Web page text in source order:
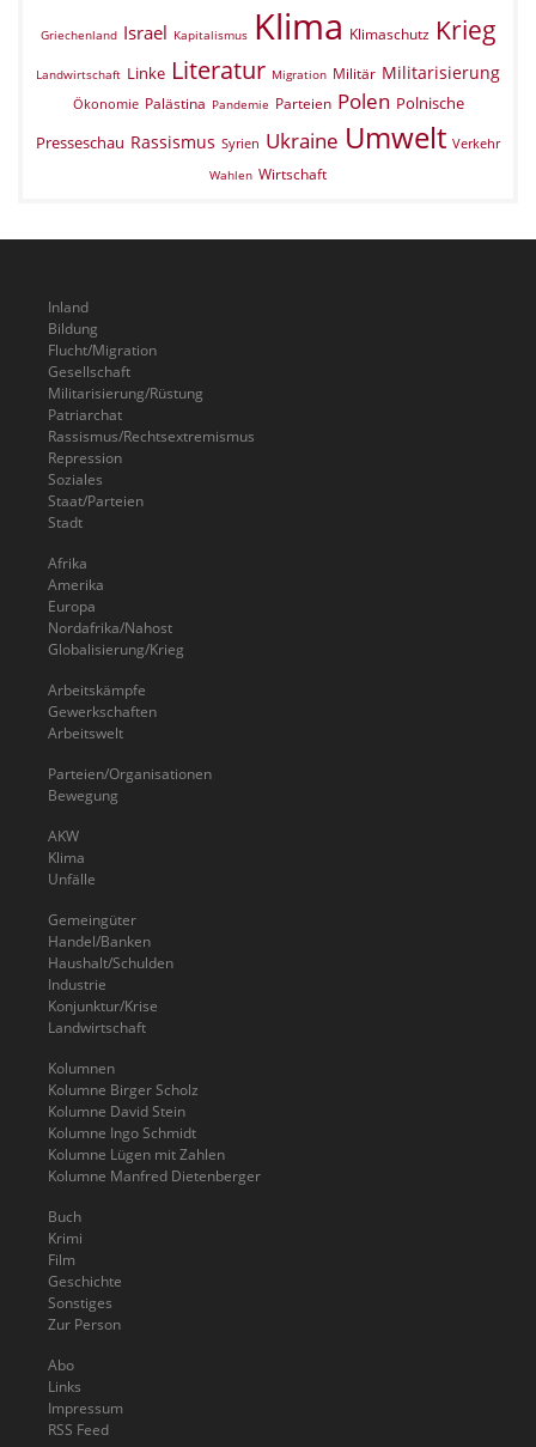
Griechenland Israel Kapitalismus Klima Klimaschutz Krieg
Landwirtschaft Linke Literatur Migration Militär Militarisierung
Ökonomie Palästina Pandemie Parteien Polen Polnische
Presseschau Rassismus Syrien Ukraine Umwelt Verkehr
Wahlen Wirtschaft
Inland
Bildung
Flucht/Migration
Gesellschaft
Militarisierung/Rüstung
Patriarchat
Rassismus/Rechtsextremismus
Repression
Soziales
Staat/Parteien
Stadt
Afrika
Amerika
Europa
Nordafrika/Nahost
Globalisierung/Krieg
Arbeitskämpfe
Gewerkschaften
Arbeitswelt
Parteien/Organisationen
Bewegung
AKW
Klima
Unfälle
Gemeingüter
Handel/Banken
Haushalt/Schulden
Industrie
Konjunktur/Krise
Landwirtschaft
Kolumnen
Kolumne Birger Scholz
Kolumne David Stein
Kolumne Ingo Schmidt
Kolumne Lügen mit Zahlen
Kolumne Manfred Dietenberger
Buch
Krimi
Film
Geschichte
Sonstiges
Zur Person
Abo
Links
Impressum
RSS Feed